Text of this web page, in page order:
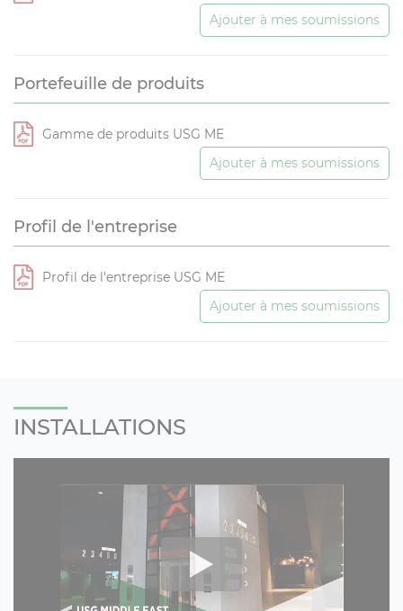
Ajouter à mes soumissions
Portefeuille de produits
Gamme de produits USG ME
Ajouter à mes soumissions
Profil de l'entreprise
Profil de l'entreprise USG ME
Ajouter à mes soumissions
INSTALLATIONS